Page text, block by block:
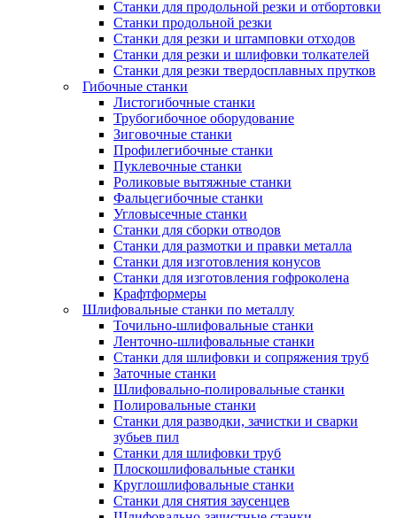
Станки для продольной резки и отбортовки
Станки продольной резки
Станки для резки и штамповки отходов
Станки для резки и шлифовки толкателей
Станки для резки твердосплавных прутков
Гибочные станки
Листогибочные станки
Трубогибочное оборудование
Зиговочные станки
Профилегибочные станки
Пуклевочные станки
Роликовые вытяжные станки
Фальцегибочные станки
Угловысечные станки
Станки для сборки отводов
Станки для размотки и правки металла
Станки для изготовления конусов
Станки для изготовления гофроколена
Крафтформеры
Шлифовальные станки по металлу
Точильно-шлифовальные станки
Ленточно-шлифовальные станки
Станки для шлифовки и сопряжения труб
Заточные станки
Шлифовально-полировальные станки
Полировальные станки
Станки для разводки, зачистки и сварки
зубьев пил
Станки для шлифовки труб
Плоскошлифовальные станки
Круглошлифовальные станки
Станки для снятия заусенцев